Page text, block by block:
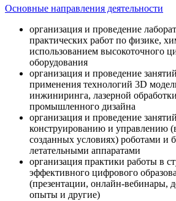
Основные направления деятельности
организация и проведение
практических работ по физике,
использованием высокоточного
оборудования
организация и проведение
применения технологий 3D
инжиниринга, лазерной
промышленного дизайна
организация и проведение
конструированию и управлению
созданных условиях) роботами и
летательными аппаратами
организация практики работы в
эффективного цифрового
(презентации, онлайн-вебинары,
опыты и другие)